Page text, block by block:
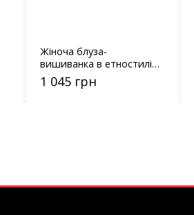
Жіноча блуза-
вишиванка в етностилі
15602 чорна
1 045 грн